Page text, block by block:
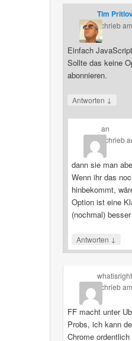
Tim
schriebam
Einfach
Sollte das keine
abonnieren.
Antworten ↓
an
schrieb
dann sie man
Wenn ihr das
hinbekommt,
Option ist eine
(nochmal) besser
Antworten ↓
whatisright
schriebam
FF macht unter
Probs, ich kann
Chrome